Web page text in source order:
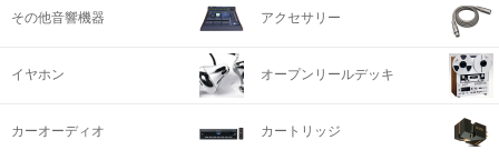
その他音響機器 アクセサリー
イヤホン オープンリールデッキ
カーオーディオ カートリッジ